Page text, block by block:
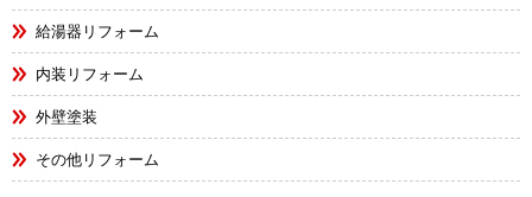
給湯器リフォーム
内装リフォーム
外壁塗装
その他リフォーム